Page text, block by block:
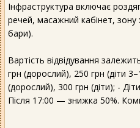
Інфраструктура включає
речей, масажний кабінет,
бари).
Вартість відвідування
грн (дорослий), 250 грн (діти
(дорослий), 300 грн (діти); -
Після 17:00 — знижка 50%.